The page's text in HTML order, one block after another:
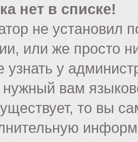
нет в списке!
не установил
или же просто
узнать у
нужный вам
то вы